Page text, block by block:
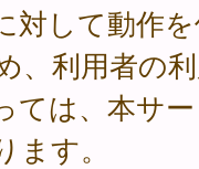
対して動作
、利用者の
ては、本サ
す。